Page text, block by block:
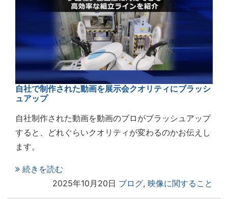
自社で制作された動画を展示会クオリティにブラッシ
ュアップ
自社制作された動画を動画のプロがブラッシュアップ
すると、どれぐらいクオリティが変わるのかお伝えし
ます。
続きを読む
2025年10月20日 ブログ, 映像に関すること